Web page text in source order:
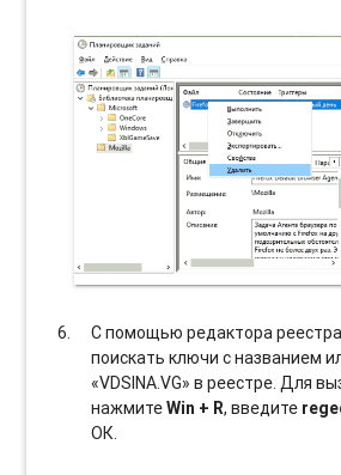
С помощью редактора
поискать ключи с названием
«VDSINA.VG» в реестре. Для
нажмитеWin + R, введите
ОК.